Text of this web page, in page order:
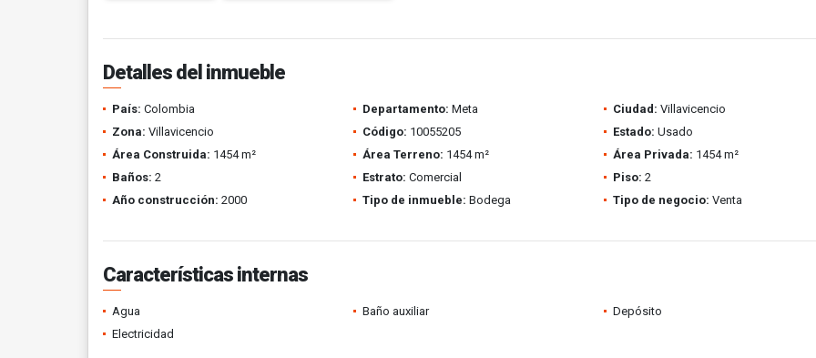
Detalles del inmueble
País: Colombia Departamento: Meta Ciudad: Villavicencio
Zona: Villavicencio Código: 10055205 Estado: Usado
Área Construida: 1454 m² Área Terreno: 1454 m² Área Privada: 1454 m²
Baños: 2 Estrato: Comercial Piso: 2
Año construcción: 2000 Tipo de inmueble: Bodega Tipo de negocio: Venta
Características internas
Agua Baño auxiliar
Depósito
Electricidad